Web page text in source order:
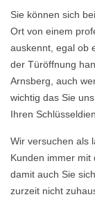
Sie können sich
Ort von einem
auskennt, egal ob
der Türöffnung
Arnsberg, auch
wichtig das Sie
Ihren
Wir versuchen als
Kunden immer mit
damit auch Sie
zurzeit nicht